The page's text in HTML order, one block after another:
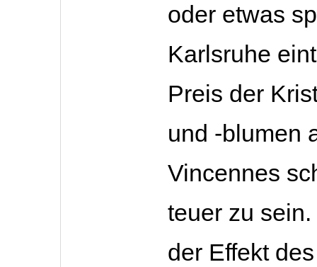
oder etwas
Karlsruhe
Preis der
und -blumen
Vincennes
teuer zu
der Effekt